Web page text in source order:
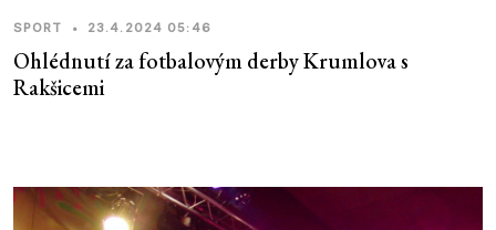
SPORT • 23.4.2024 05:46
Ohlédnutí za fotbalovým derby Krumlova s
Rakšicemi